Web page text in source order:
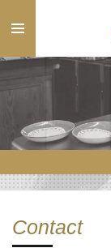
naar
de
Contact